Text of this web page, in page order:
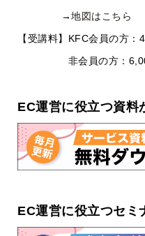
→地図はこちら
【受講料】KFC会員の方：
非会員の方：6,000
EC運営に役立つ資料
EC運営に役立つセミ